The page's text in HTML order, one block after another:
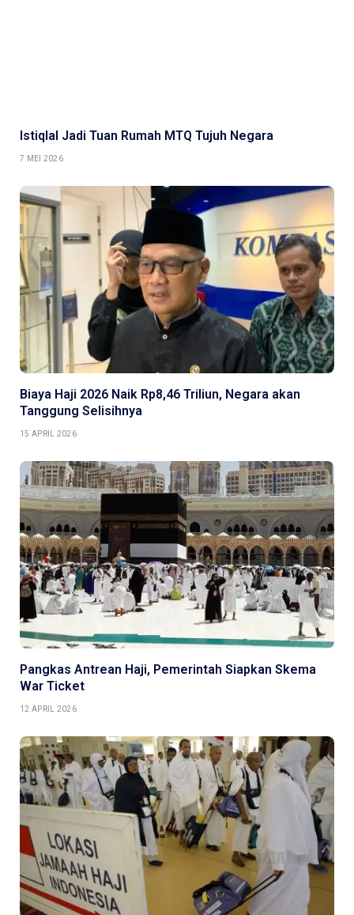
Istiqlal Jadi Tuan Rumah MTQ Tujuh Negara
7 MEI 2026
Biaya Haji 2026 Naik Rp8,46 Triliun, Negara akan
Tanggung Selisihnya
15 APRIL 2026
Pangkas Antrean Haji, Pemerintah Siapkan Skema
War Ticket
12 APRIL 2026